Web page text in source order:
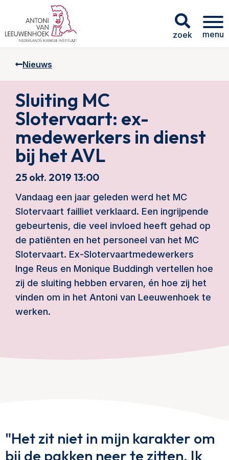
zoek menu
Nieuws
Sluiting MC
Slotervaart: ex-
medewerkers in dienst
bij het AVL
25 okt. 2019 13:00
Vandaag een jaar geleden werd het MC
Slotervaart failliet verklaard. Een ingrijpende
gebeurtenis, die veel invloed heeft gehad op
de patiënten en het personeel van het MC
Slotervaart. Ex-Slotervaartmedewerkers
Inge Reus en Monique Buddingh vertellen hoe
zij de sluiting hebben ervaren, én hoe zij het
vinden om in het Antoni van Leeuwenhoek te
werken.
"Het zit niet in mijn karakter om
bij de pakken neer te zitten. Ik